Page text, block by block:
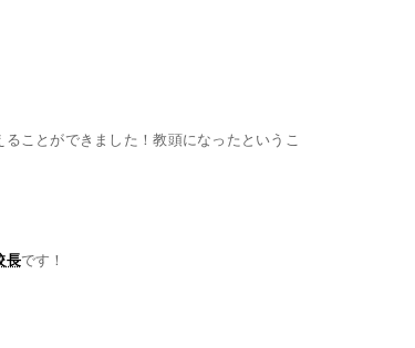
ことができました！教頭になったというこ
長です！